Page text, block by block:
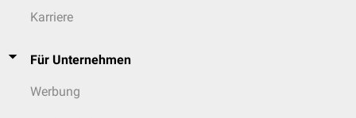
Karriere
Für Unternehmen
Werbung